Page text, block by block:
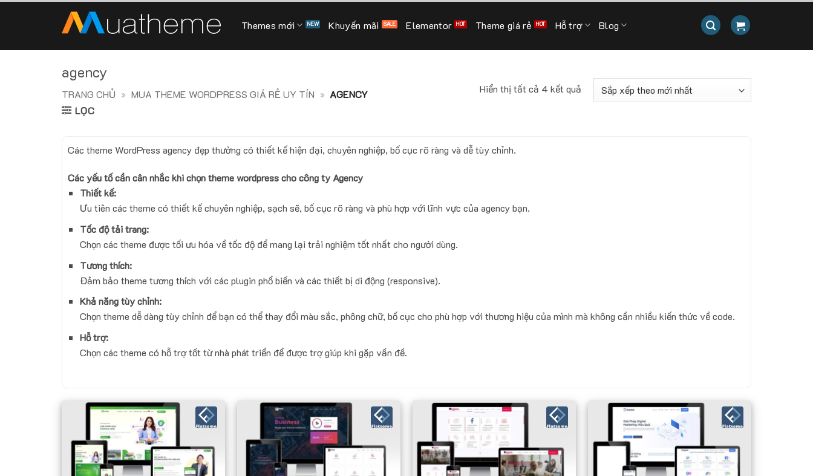
Themes mới Khuyến mãi Elementor Theme giá rẻ Hỗ trợ Blog
agency
TRANG CHỦ » MUA THEME WORDPRESS GIÁ RẺ UY TÍN » AGENCY
LỌC
Hiển thị tất cả 4 kết quả
sắp
Các theme WordPress agency đẹp thường có thiết kế hiện đại, chuyên nghiệp, bố cục rõ ràng và dễ tùy chỉnh.
Các yếu tố cần cân nhắc khi chọn theme wordpress cho công ty Agency
Thiết kế:
Ưu tiên các theme có thiết kế chuyên nghiệp, sạch sẽ, bố cục rõ ràng và phù hợp với lĩnh vực của agency bạn.
Tốc độ tải trang:
Chọn các theme được tối ưu hóa về tốc độ để mang lại trải nghiệm tốt nhất cho người dùng.
Tương thích:
Đảm bảo theme tương thích với các plugin phổ biến và các thiết bị di động (responsive).
Khả năng tùy chỉnh:
Chọn theme dễ dàng tùy chỉnh để bạn có thể thay đổi màu sắc, phông chữ, bố cục cho phù hợp với thương hiệu của mình mà không cần nhiều kiến thức về code.
Hỗ trợ:
Chọn các theme có hỗ trợ tốt từ nhà phát triển để được trợ giúp khi gặp vấn đề.